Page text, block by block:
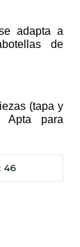
adapta a
de
(tapa y
Apta para
46